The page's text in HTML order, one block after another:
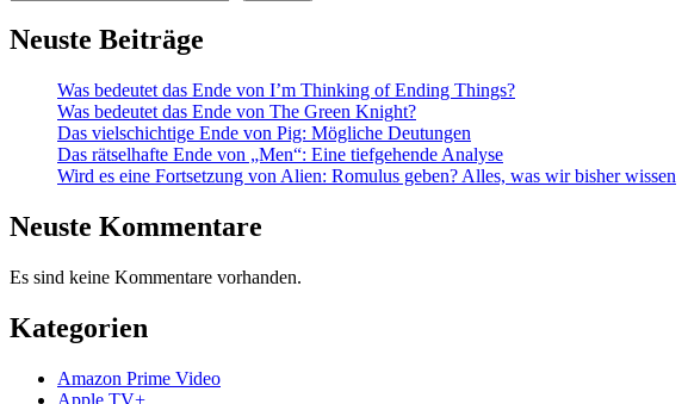
Neuste Beiträge
Was bedeutet das Ende von I’m Thinking of Ending Things?
Was bedeutet das Ende von The Green Knight?
Das vielschichtige Ende von Pig: Mögliche Deutungen
Das rätselhafte Ende von „Men“: Eine tiefgehende Analyse
Wird es eine Fortsetzung von Alien: Romulus geben? Alles, was wir bisher wissen
Neuste Kommentare
Es sind keine Kommentare vorhanden.
Kategorien
Amazon Prime Video
Apple TV+